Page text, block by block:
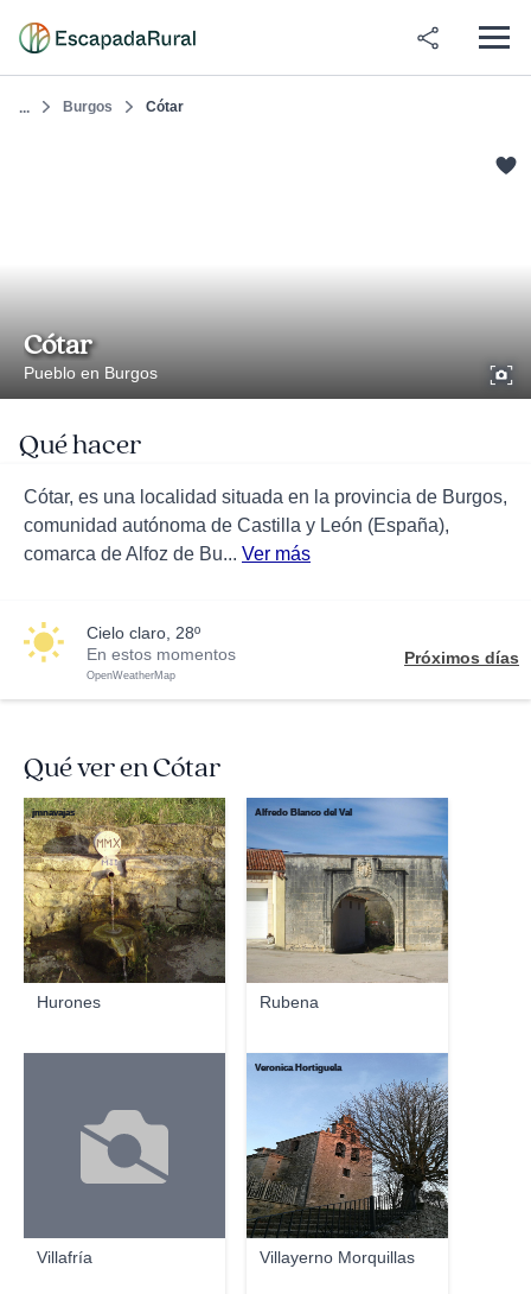
... Burgos Cótar
Cótar
Pueblo en Burgos
Qué hacer
Cótar, es una localidad situada en la provincia de Burgos,
comunidad autónoma de Castilla y León (España),
comarca de Alfoz de Bu... Ver más
cielo claro, 28º
En estos momentos
OpenWeatherMap
Próximos días
Qué ver en Cótar
Hurones
jmnavajas
Rubena
Alfredo Blanco del Val
Villafría Villayerno Morquillas
Veronica Hortiguela